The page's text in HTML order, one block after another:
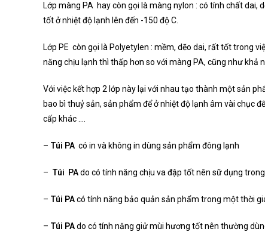
Lớp màng PA hay còn gọi là màng nylon : có tính chất
tốt ở nhiệt độ lạnh lên đến -150 độ C.
Lớp PE còn gọi là Polyetylen : mềm, dẽo dai, rất tốt trong
năng chịu lạnh thì thấp hơn so với màng PA, cũng như khả
Với việc kết hợp 2 lớp này lại với nhau tạo thành một sản
bao bì thuỷ sản, sản phẩm để ở nhiệt độ lạnh âm vài chục
cấp khác ….
– Túi PA có in và không in dùng sản phẩm đông lạnh
– Túi PAdo có tính năng chịu va đập tốt nên sữ dụng
– Túi PAcó tính năng bảo quản sản phẩm trong một thời
– Túi PAdo có tính năng giử mùi hương tốt nên thường